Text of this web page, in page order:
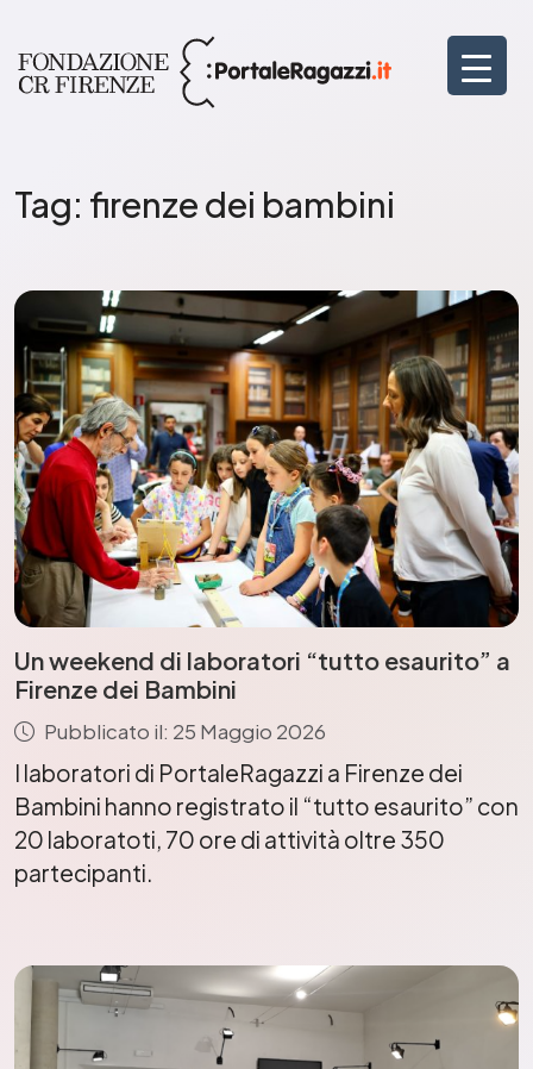
Tag: firenze dei bambini
Un weekend di laboratori “tutto esaurito” a
Firenze dei Bambini
Pubblicato il: 25 Maggio 2026
I laboratori di PortaleRagazzi a Firenze dei
Bambini hanno registrato il “tutto esaurito” con
20 laboratoti, 70 ore di attività oltre 350
partecipanti.